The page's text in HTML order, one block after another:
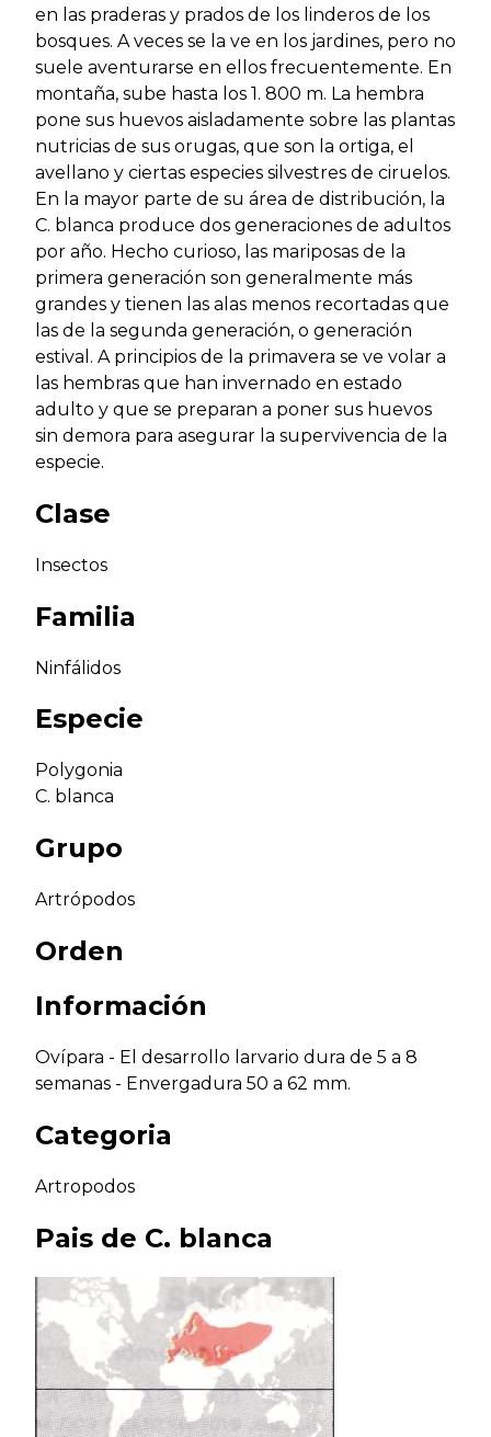
en las praderas y prados de los linderos de los
bosques. A veces se la ve en los jardines, pero no
suele aventurarse en ellos frecuentemente. En
montaña, sube hasta los 1. 800 m. La hembra
pone sus huevos aisladamente sobre las plantas
nutricias de sus orugas, que son la ortiga, el
avellano y ciertas especies silvestres de ciruelos.
En la mayor parte de su área de distribución, la
C. blanca produce dos generaciones de adultos
por año. Hecho curioso, las mariposas de la
primera generación son generalmente más
grandes y tienen las alas menos recortadas que
las de la segunda generación, o generación
estival. A principios de la primavera se ve volar a
las hembras que han invernado en estado
adulto y que se preparan a poner sus huevos
sin demora para asegurar la supervivencia de la
especie.
Clase
Insectos
Familia
Ninfálidos
Especie
Polygonia
C. blanca
Grupo
Artrópodos
Orden
Información
Ovípara - El desarrollo larvario dura de 5 a 8
semanas - Envergadura 50 a 62 mm.
Categoria
Artropodos
Pais de C. blanca